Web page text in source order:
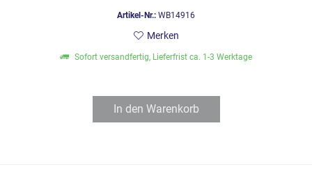
Artikel-Nr.: WB14916
Merken
Sofort versandfertig, Lieferfrist ca. 1-3 Werktage
In den Warenkorb